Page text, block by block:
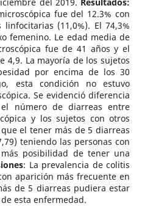
fue del 12.3% con
(11,0%). El 74,3%
femenino. Le edad media de
fue de 41 años y el
4,9. La mayoría de los sujetos
por encima de los 30
esta condición no estuvo
Se evidenció diferencia
número de diarreas entre
y los sujetos con otros
el tener más de 5 diarreas
teniendo las personas con
posibilidad de tener una
: La prevalencia de colitis
aparición más frecuente en
de 5 diarreas pudiera estar
esta enfermedad.